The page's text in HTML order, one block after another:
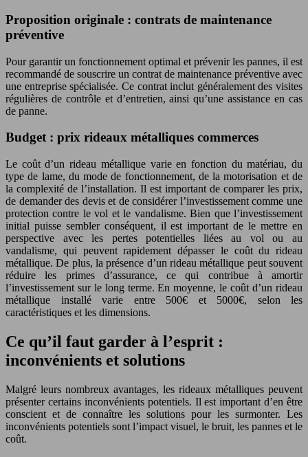
Proposition originale : contrats de maintenance
préventive
Pour garantir un fonctionnement optimal et prévenir les pannes, il est
recommandé de souscrire un contrat de maintenance préventive avec
une entreprise spécialisée. Ce contrat inclut généralement des visites
régulières de contrôle et d’entretien, ainsi qu’une assistance en cas
de panne.
Budget : prix rideaux métalliques commerces
Le coût d’un rideau métallique varie en fonction du matériau, du
type de lame, du mode de fonctionnement, de la motorisation et de
la complexité de l’installation. Il est important de comparer les prix,
de demander des devis et de considérer l’investissement comme une
protection contre le vol et le vandalisme. Bien que l’investissement
initial puisse sembler conséquent, il est important de le mettre en
perspective avec les pertes potentielles liées au vol ou au
vandalisme, qui peuvent rapidement dépasser le coût du rideau
métallique. De plus, la présence d’un rideau métallique peut souvent
réduire les primes d’assurance, ce qui contribue à amortir
l’investissement sur le long terme. En moyenne, le coût d’un rideau
métallique installé varie entre 500€ et 5000€, selon les
caractéristiques et les dimensions.
Ce qu’il faut garder à l’esprit :
inconvénients et solutions
Malgré leurs nombreux avantages, les rideaux métalliques peuvent
présenter certains inconvénients potentiels. Il est important d’en être
conscient et de connaître les solutions pour les surmonter. Les
inconvénients potentiels sont l’impact visuel, le bruit, les pannes et le
coût.